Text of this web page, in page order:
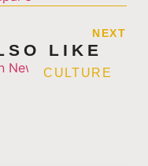
NEXT
LIKE
CULTURE